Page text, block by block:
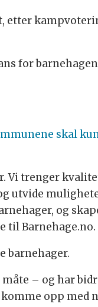
etter
for
skal
Vi trenger
utvide
og
til Barnehage.no.
barnehager.
– og har
opp med